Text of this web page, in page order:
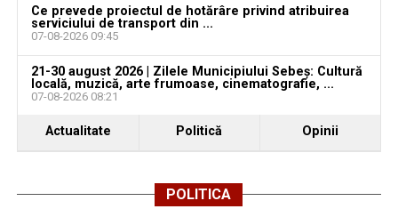
vacante
Locuri de muncă în Galda de Jos, disponibile la 4
august 2026. AJOFM Alba a publicat lista posturilor
vacante
Locuri de muncă în Teiuș, disponibile la 4 august
2026. AJOFM Alba a publicat lista posturilor
vacante
Bărbat de 30 de ani din Galda de Jos, reținut după
ce și-ar fi agresat și violat partenera
Ce prevede proiectul de hotărâre privind atribuirea
serviciului de transport din ...
07-08-2026 09:45
21-30 august 2026 | Zilele Municipiului Sebeș: Cultură
locală, muzică, arte frumoase, cinematografie, ...
07-08-2026 08:21
Actualitate Politică Opinii
POLITICA